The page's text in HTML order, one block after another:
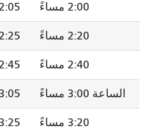
2:00 مساءً 2:05 مساءً
2:20 مساءً 2:25 مساءً
2:40 مساءً 2:45 مساءً
الساعة 3:00 مساءً 3:05 مساءً
3:20 مساءً 3:25 مساءً